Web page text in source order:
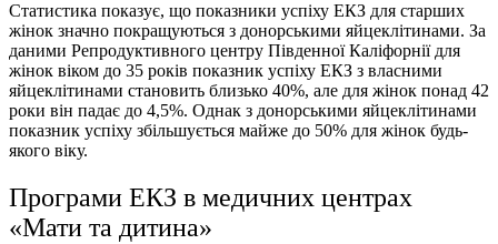
Статистика показує, що показники успіху ЕКЗ для старших
жінок значно покращуються з донорськими яйцеклітинами. За
даними Репродуктивного центру Південної Каліфорнії для
жінок віком до 35 років показник успіху ЕКЗ з власними
яйцеклітинами становить близько 40%, але для жінок понад 42
роки він падає до 4,5%. Однак з донорськими яйцеклітинами
показник успіху збільшується майже до 50% для жінок будь-
якого віку.
Програми ЕКЗ в медичних центрах
«Мати та дитина»